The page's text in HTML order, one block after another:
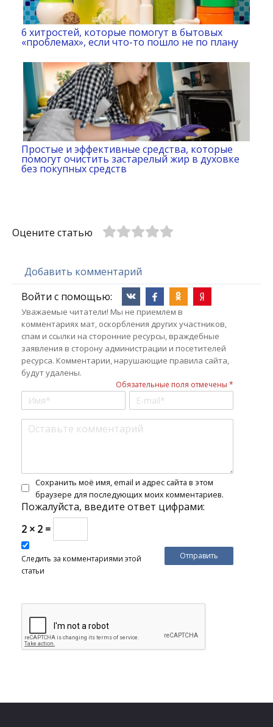
6 хитростей, которые помогут в бытовых
«проблемах», если что-то пошло не по плану
Простые и эффективные средства, которые
помогут очистить застарелый жир в духовке
без покупных средств
Оцените статью
Добавить комментарий
Войти с помощью:
Уважаемые читатели! Мы не приемлем в
комментариях мат, оскорбления других участников,
спам и ссылки на сторонние ресурсы, враждебные
заявления в сторону администрации и посетителей
ресурса. Комментарии, нарушающие правила сайта,
будут удалены.
Обязательные поля отмечены *
Сохранить моё имя, email и адрес сайта в этом
браузере для последующих моих комментариев.
Пожалуйста, введите ответ цифрами:
2 × 2 =
Следить за комментариями этой
статьи